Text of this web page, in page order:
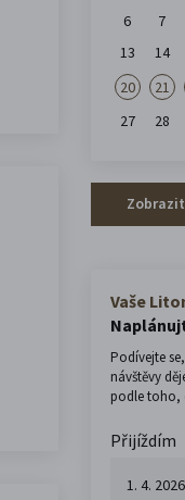
6
7
13
14
20
21
27
28
Vaše
Podívejte
návštěvy
podle toho,
Přijíždím